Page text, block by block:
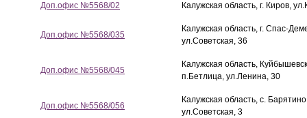
Доп.офис №5568/02 Калужская область, г. Киров,
Доп.офис №5568/035
Калужская область, г. Спас-
ул.Советская, 36
Доп.офис №5568/045
Калужская область,
п.Бетлица, ул.Ленина, 30
Доп.офис №5568/056
Калужская область, с.
ул.Советская, 3